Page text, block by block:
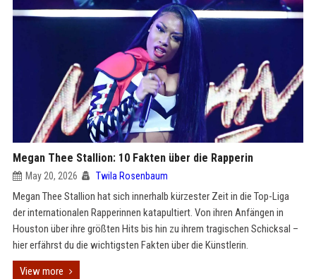
Megan Thee Stallion: 10 Fakten über die Rapperin
May 20, 2026 Twila Rosenbaum
Megan Thee Stallion hat sich innerhalb kürzester Zeit in die Top-Liga
der internationalen Rapperinnen katapultiert. Von ihren Anfängen in
Houston über ihre größten Hits bis hin zu ihrem tragischen Schicksal –
hier erfährst du die wichtigsten Fakten über die Künstlerin.
View more